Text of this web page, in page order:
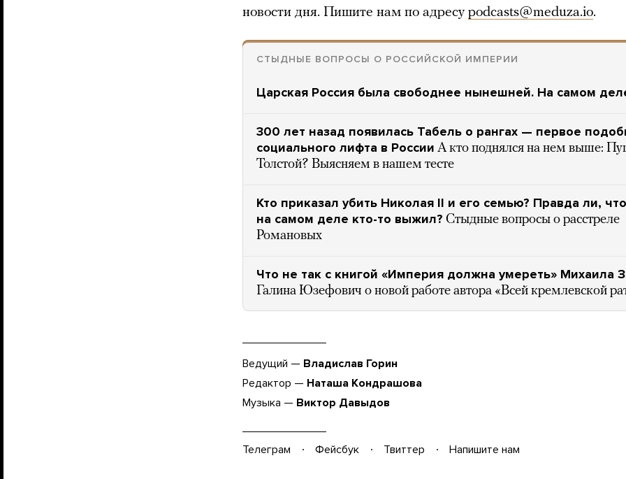
новости дня. Пишите нам по адресу podcasts@meduza.io.
СТЫДНЫЕ ВОПРОСЫ О РОССИЙСКОЙ ИМПЕРИИ
Царская Россия была свободнее нынешней. На самом
300 лет назад появилась Табель о рангах — первое
социального лифта в России А кто поднялся на нем выше:
Толстой? Выясняем в нашем тесте
Кто приказал убить Николая II и его семью? Правда ли, что
на самом деле кто-то выжил? Стыдные вопросы о расстреле
Романовых
Что не так с книгой «Империя должна умереть» Михаила
Галина Юзефович о новой работе автора «Всей кремлевской
Ведущий — Владислав Горин
Редактор — Наташа Кондрашова
Музыка — Виктор Давыдов
Телеграм Фейсбук Твиттер Напишите нам